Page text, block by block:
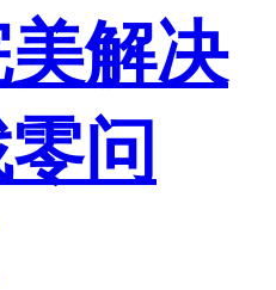
解决
问